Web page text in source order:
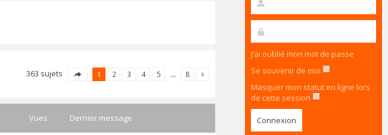
363 sujets 1 2 3 4 5 … 8
Vues Dernier message
J’ai oublié mon mot de passe
Se souvenir de moi
Masquer mon statut en ligne lors
de cette session